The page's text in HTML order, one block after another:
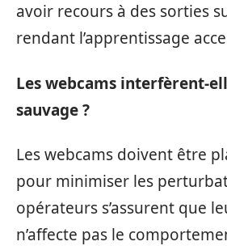
avoir recours à des sorties
rendant l’apprentissage
Les webcams interfèrent-
sauvage ?
Les webcams doivent être
pour minimiser les
opérateurs s’assurent que
n’affecte pas le